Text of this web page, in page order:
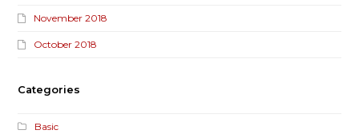
November 2018
October 2018
Categories
Basic